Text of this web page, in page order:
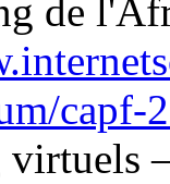
de
capf-
virtuels